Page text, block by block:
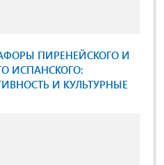
ПИРЕНЕЙСКОГО И
ИСПАНСКОГО:
И КУЛЬТУРНЫЕ